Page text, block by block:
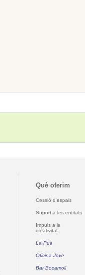
Què oferim
Cessió d'espais
Suport a les entitats
Impuls a la
creativitat
La Pua
Oficina Jove
Bar Bocamoll